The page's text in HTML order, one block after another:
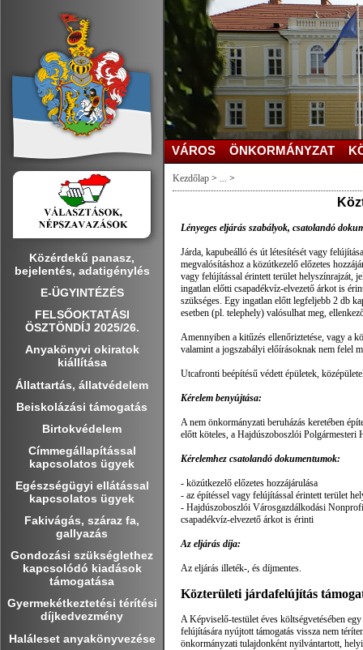
Közérdekű panasz,
bejelentés, adatigénylés
E-ÜGYINTÉZÉS
FELSŐOKTATÁSI
ÖSZTÖNDÍJ 2025/26.
Anyakönyvi okiratok
kiállítása
Állattartás, állatvédelem
Beiskolázási támogatás
Birtokvédelem
Címmegállapítással
kapcsolatos ügyek
Egészségügyi ellátással
kapcsolatos ügyek
Fakivágás, száraz fa,
gallyazás
Gondozási szükséglethez
kapcsolódó kiadások
támogatása
Gyermekétkeztetési térítési
díjkedvezmény
Haláleset anyakönyvezése
VÁROS ÖNKORMÁNYZAT
Kezdőlap > ... >
Lényeges eljárás szabályok, csatolandó
Járda, kapubeálló és út létesítését vagy
megvalósításhoz a közútkezelő előzetes
vagy felújítással érintett terület helyszínrajzát,
ingatlan előtti csapadékvíz-elvezető árkot is
szükséges. Egy ingatlan előtt legfeljebb 2 db
esetben (pl. telephely) valósulhat meg,
Amennyiben a kitűzés ellenőriztetése, vagy a
valamint a jogszabályi előírásoknak nem felel
Utcafronti beépítésű védett épületek,
Kérelem benyújtása:
A nem önkormányzati beruházás keretében
előtt köteles, a Hajdúszoboszlói Polgármesteri
Kérelemhez csatolandó dokumentumok:
- közútkezelő előzetes hozzájárulása
- az építéssel vagy felújítással érintett terület
- Hajdúszoboszlói Városgazdálkodási
csapadékvíz-elvezető árkot is érinti
Az eljárás díja:
Az eljárás illeték-, és díjmentes.
Közterületi járdafelújítás
A Képviselő-testület éves költségvetésében
felújítására nyújtott támogatás vissza nem
önkormányzati tulajdonként nyilvántartott,